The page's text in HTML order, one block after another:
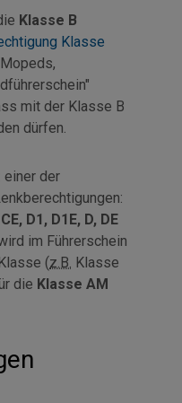
Klasse B
Klasse
mit der Klasse B
dürfen.
einer der
D1, D1E, D, DE
im Führerschein
(z.B. Klasse
die Klasse AM